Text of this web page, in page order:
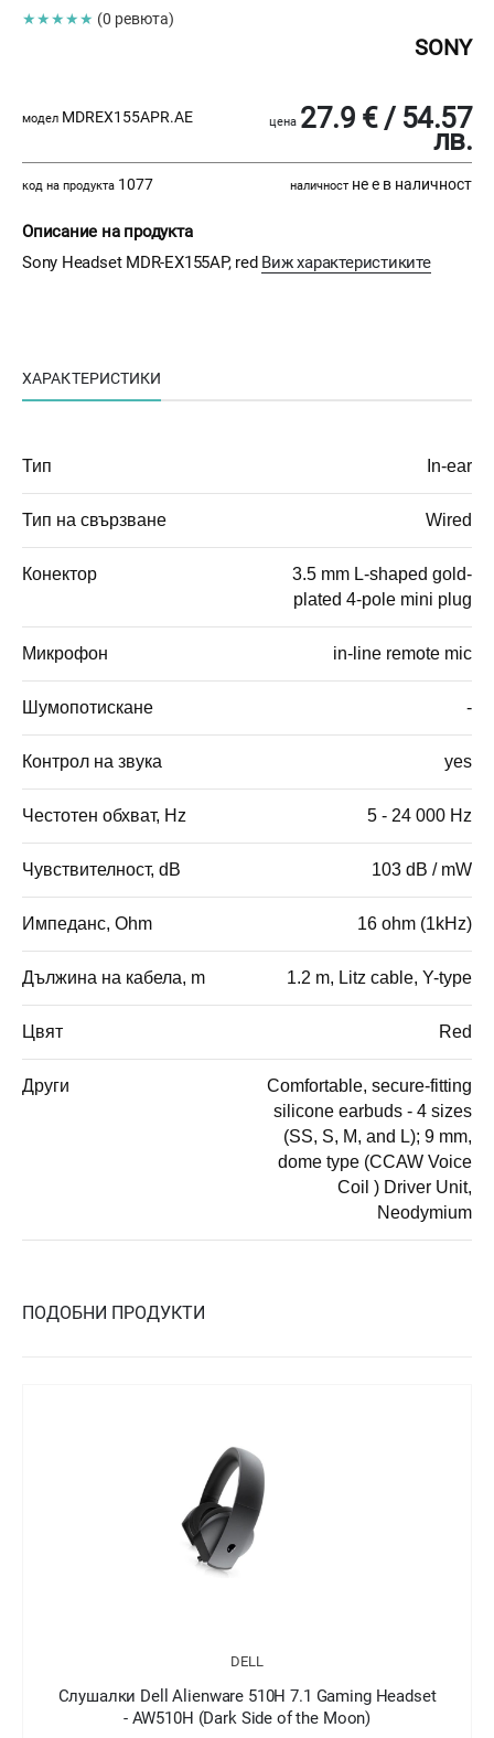
★★★★★ (0 ревюта)
SONY
модел MDREX155APR.AE цена 27.9 € / 54.57
лв.
код на продукта 1077 наличност не е в наличност
Описание на продукта
Sony Headset MDR-EX155AP, red Виж характеристиките
ХАРАКТЕРИСТИКИ
Тип In-ear
Тип на свързване Wired
Конектор
3.5 mm L-shaped gold-
plated 4-pole mini plug
Микрофон in-line remote mic
Шумопотискане -
Контрол на звука yes
Честотен обхват, Hz 5 - 24 000 Hz
Чувствителност, dB 103 dB / mW
Импеданс, Ohm 16 ohm (1kHz)
Дължина на кабела, m 1.2 m, Litz cable, Y-type
Цвят Red
Други
Comfortable, secure-fitting
silicone earbuds - 4 sizes
(SS, S, M, and L); 9 mm,
dome type (CCAW Voice
Coil ) Driver Unit,
Neodymium
ПОДОБНИ ПРОДУКТИ
Dell Alienware 510H 7.1 Gaming Headset
- AW510H (Dark Side of the Moon)